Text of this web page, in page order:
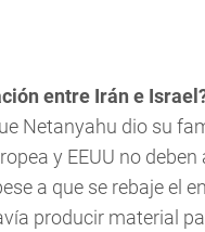
entre Irán e
Netanyahu dio su
y EEUU no
a que se rebaje el
producir material